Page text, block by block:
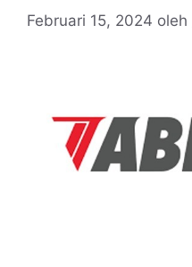
Februari 15, 2024 oleh